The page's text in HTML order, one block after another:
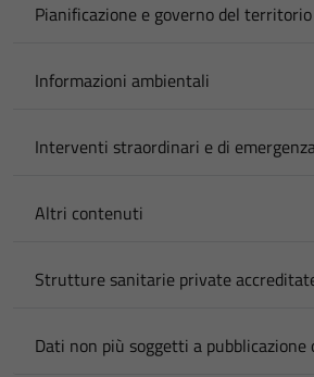
Pianificazione e governo del territorio
Informazioni ambientali
Interventi straordinari e di
Altri contenuti
Strutture sanitarie private
Dati non più soggetti a pubblicazione